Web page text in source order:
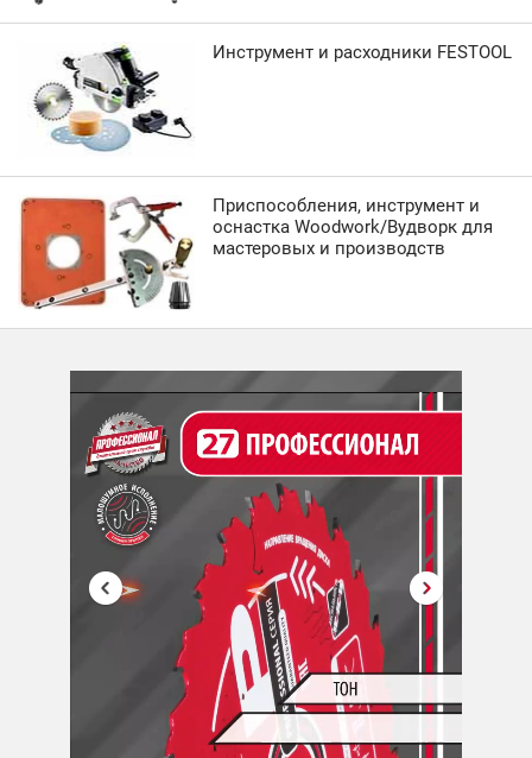
Инструмент и расходники FESTOOL
Приспособления, инструмент и
оснастка Woodwork/Вудворк для
мастеровых и производств